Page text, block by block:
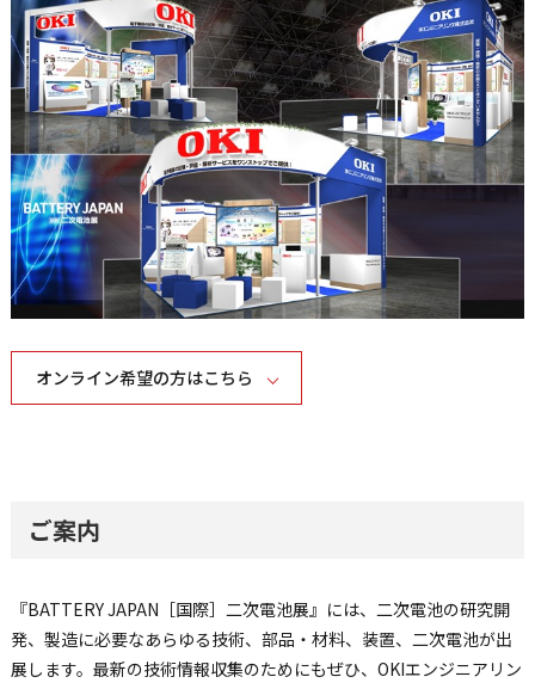
オンライン希望の方はこちら
ご案内
『BATTERY JAPAN［国際］二次電池展』には、二次電池の研究開
発、製造に必要なあらゆる技術、部品・材料、装置、二次電池が出
展します。最新の技術情報収集のためにもぜひ、OKIエンジニアリン